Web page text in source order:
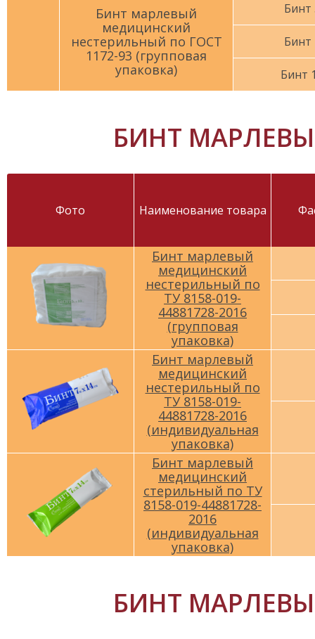
Бинт марлевый
медицинский
нестерильный по ГОСТ
1172-93 (групповая
упаковка)
Бинт
Бинт
Бинт
БИНТ
Фото Наименование товара
Бинт марлевый
медицинский
нестерильный по
ТУ 8158-019-
44881728-2016
(групповая
упаковка)
Бинт марлевый
медицинский
нестерильный по
ТУ 8158-019-
44881728-2016
(индивидуальная
упаковка)
Бинт марлевый
медицинский
стерильный по ТУ
8158-019-44881728-
2016
(индивидуальная
упаковка)
БИНТ